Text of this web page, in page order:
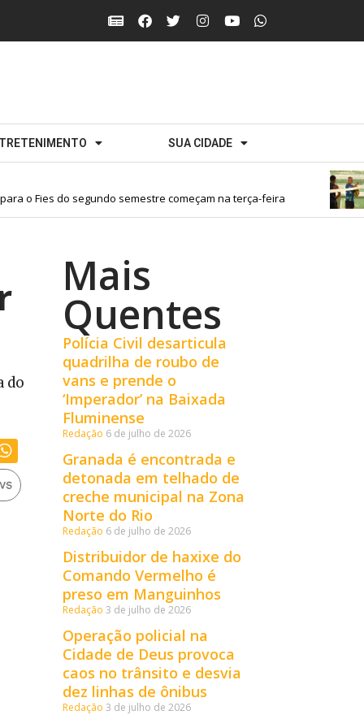
SUA CIDADE
Fies do segundo semestre começam na terça-feira
do
Mais
Quentes
Polícia Civil desarticula
quadrilha de roubo de
vans e prende o
‘Imperador’ na Baixada
Fluminense
Redação 6 de julho de 2026
Granada é encontrada e
detonada em telhado de
creche municipal na Zona
Norte do Rio
Redação 6 de julho de 2026
Distribuidor de haxixe do
Comando Vermelho é
preso em Manguinhos
Redação 3 de julho de 2026
Operação policial na
Cidade de Deus provoca
caos no trânsito e desvia
dez linhas de ônibus
Redação 3 de julho de 2026